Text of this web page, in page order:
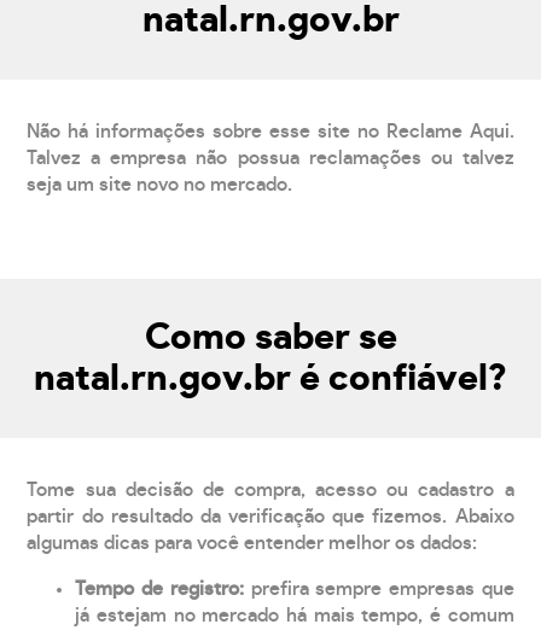
natal.rn.gov.br
Não há informações sobre esse site no Reclame Aqui.
Talvez a empresa não possua reclamações ou talvez
seja um site novo no mercado.
Como saber se
natal.rn.gov.br é confiável?
Tome sua decisão de compra, acesso ou cadastro a
partir do resultado da verificação que fizemos. Abaixo
algumas dicas para você entender melhor os dados:
Tempo de registro: prefira sempre empresas que
já estejam no mercado há mais tempo, é comum